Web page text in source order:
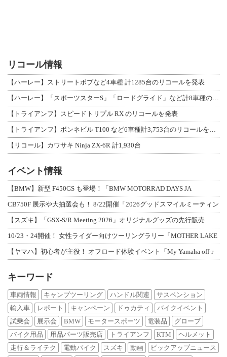
リコール情報
【ハーレー】ストリートボブなど4車種 計1285台のリコールを発表
【ハーレー】「スポーツスターS」「ロードグライド」など計8車種のリコールを発表
【トライアンフ】スピードトリプル RX のリコールを発表
【トライアンフ】ボンネビル T100 など6車種計3,753台のリコールを発表
【リコール】カワサキ Ninja ZX-6R 計1,930台
イベント情報
【BMW】新型 F450GS も登場！「BMW MOTORRAD DAYS JA
CB750F 展示や大抽選会も！ 8/22開催「2026グッドスマイルミーティン
【スズキ】「GSX-S/R Meeting 2026」オリジナルグッズの先行販売
10/23・24開催！ 女性ライダー向けツーリングラリー「MOTHER LAKE
【ヤマハ】初心者が主役！ オフロード体験イベント「My Yamaha off-r
キーワード
車両情報 キャンプツーリング ハンドル関連
サスペンション
輸入車
レポート キャンペーン ドゥカティ
バイクイベント
試乗会
展示会 BMW モータースポーツ 電装品
グローブ
バイク用品
用品パーツ販売店 トライアンフ KTM
ヘルメット
走行＆ライテク
電動バイク スズキ 動画 ピックアップニュース